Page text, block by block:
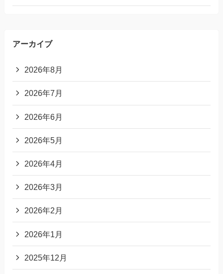
アーカイブ
2026年8月
2026年7月
2026年6月
2026年5月
2026年4月
2026年3月
2026年2月
2026年1月
2025年12月